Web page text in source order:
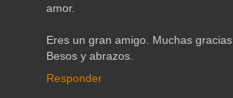
amor.
Eres un gran amigo. Muchas gracias.
Besos y abrazos.
Responder